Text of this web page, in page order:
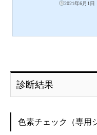
2021年6月1日
診断結果
色素チェック（専用